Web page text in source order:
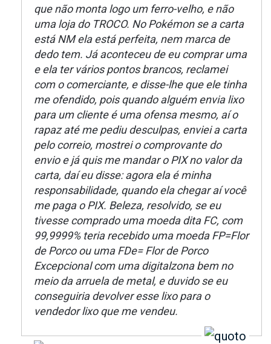
que não monta logo um ferro-velho, e não
uma loja do TROCO. No Pokémon se a carta
está NM ela está perfeita, nem marca de
dedo tem. Já aconteceu de eu comprar uma
e ela ter vários pontos brancos, reclamei
com o comerciante, e disse-lhe que ele tinha
me ofendido, pois quando alguém envia lixo
para um cliente é uma ofensa mesmo, aí o
rapaz até me pediu desculpas, enviei a carta
pelo correio, mostrei o comprovante do
envio e já quis me mandar o PIX no valor da
carta, daí eu disse: agora ela é minha
responsabilidade, quando ela chegar aí você
me paga o PIX. Beleza, resolvido, se eu
tivesse comprado uma moeda dita FC, com
99,9999% teria recebido uma moeda FP=Flor
de Porco ou uma FDe= Flor de Porco
Excepcional com uma digitalzona bem no
meio da arruela de metal, e duvido se eu
conseguiria devolver esse lixo para o
vendedor lixo que me vendeu.